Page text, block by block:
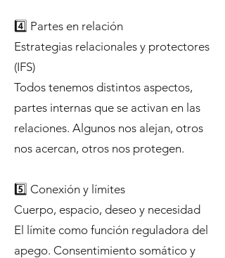
4️⃣ Partes en relación
Estrategias relacionales y protectores
(IFS)
Todos tenemos distintos aspectos,
partes internas que se activan en las
relaciones. Algunos nos alejan, otros
nos acercan, otros nos protegen.
5️⃣ Conexión y límites
Cuerpo, espacio, deseo y necesidad
El límite como función reguladora del
apego. Consentimiento somático y